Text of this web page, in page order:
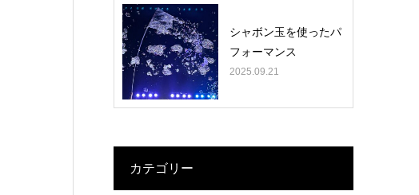
シャボン玉を使ったパ
フォーマンス
2025.09.21
カテゴリー